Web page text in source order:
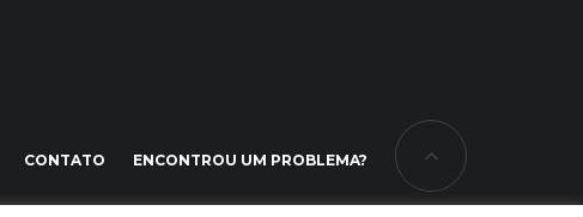
CONTATO ENCONTROU UM PROBLEMA?